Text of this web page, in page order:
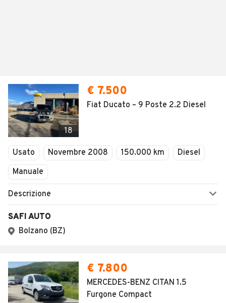
18
€ 7.500
Fiat Ducato – 9 Poste 2.2 Diesel
Usato Novembre 2008 150.000 km
Diesel
Manuale
Descrizione
SAFI AUTO
Bolzano (BZ)
€ 7.800
MERCEDES-BENZ CITAN 1.5
Furgone Compact